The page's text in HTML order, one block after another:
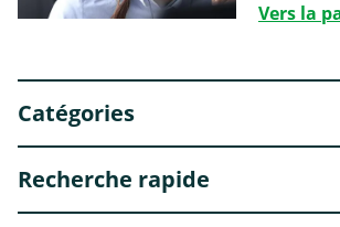
Vers la
Catégories
Recherche rapide